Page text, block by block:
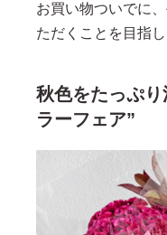
お買い物ついでに
ただくことを目指し
秋色をたっぷ
ラーフェア”